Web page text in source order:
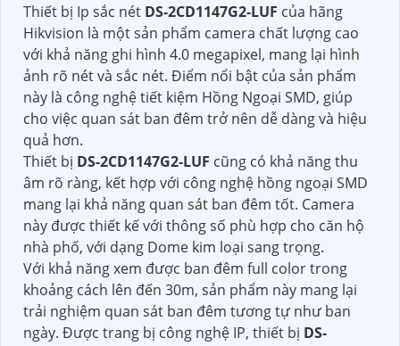
Thiết bị Ip sắc nét DS-2CD1147G2-LUF của hãng
Hikvision là một sản phẩm camera chất lượng cao
với khả năng ghi hình 4.0 megapixel, mang lại hình
ảnh rõ nét và sắc nét. Điểm nổi bật của sản phẩm
này là công nghệ tiết kiệm Hồng Ngoại SMD, giúp
cho việc quan sát ban đêm trở nên dễ dàng và hiệu
quả hơn.
Thiết bị DS-2CD1147G2-LUF cũng có khả năng thu
âm rõ ràng, kết hợp với công nghệ hồng ngoại SMD
mang lại khả năng quan sát ban đêm tốt. Camera
này được thiết kế với thông số phù hợp cho căn hộ
nhà phố, với dạng Dome kim loại sang trọng.
Với khả năng xem được ban đêm full color trong
khoảng cách lên đến 30m, sản phẩm này mang lại
trải nghiệm quan sát ban đêm tương tự như ban
ngày. Được trang bị công nghệ IP, thiết bị DS-